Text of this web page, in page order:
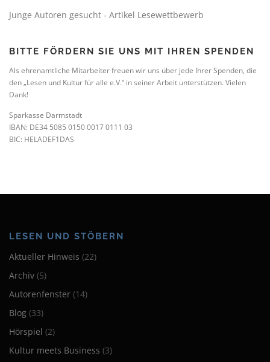
Junge Autoren gesucht - Artikel Lesewettbewerb
BITTE FÖRDERN SIE UNS MIT IHREN SPENDEN
Als ehrenamtliche Mitarbeiter freuen wir uns über jede Ihrer Spenden, die
den „Lesen und Kultur für alle e.V.“ in seiner Arbeit unterstützen. Vielen
Dank!
Sparkasse Darmstadt
IBAN: DE34 5085 0150 0017 0111 03
BIC: HELADEF1DAS
LESEN UND STÖBERN
Aktueller Hinweis (22)
Archiv (5)
Autorenfenster (14)
Blog (33)
Hörspiel (2)
Kultur meets Business (3)